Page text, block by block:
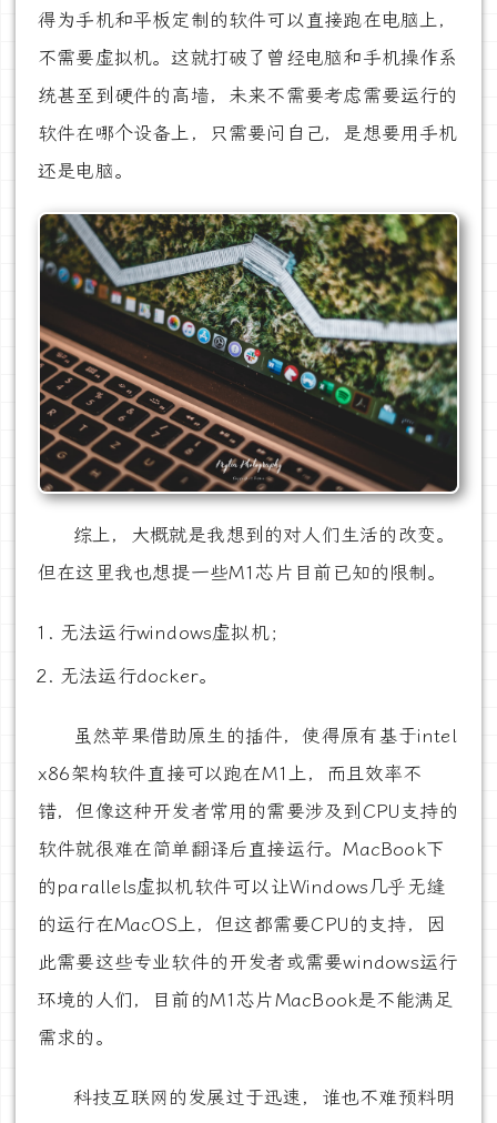
得为手机和平板定制的软件可以直接跑在电脑上，
不需要虚拟机。这就打破了曾经电脑和手机操作系
统甚至到硬件的高墙，未来不需要考虑需要运行的
软件在哪个设备上，只需要问自己，是想要用手机
还是电脑。
综上，大概就是我想到的对人们生活的改变。
但在这里我也想提一些M1芯片目前已知的限制。
无法运行windows虚拟机；
无法运行docker。
虽然苹果借助原生的插件，使得原有基于intel
x86架构软件直接可以跑在M1上，而且效率不
错，但像这种开发者常用的需要涉及到CPU支持的
软件就很难在简单翻译后直接运行。MacBook下
的parallels虚拟机软件可以让Windows几乎无缝
的运行在MacOS上，但这都需要CPU的支持，因
此需要这些专业软件的开发者或需要windows运行
环境的人们，目前的M1芯片MacBook是不能满足
需求的。
科技互联网的发展过于迅速，谁也不难预料明